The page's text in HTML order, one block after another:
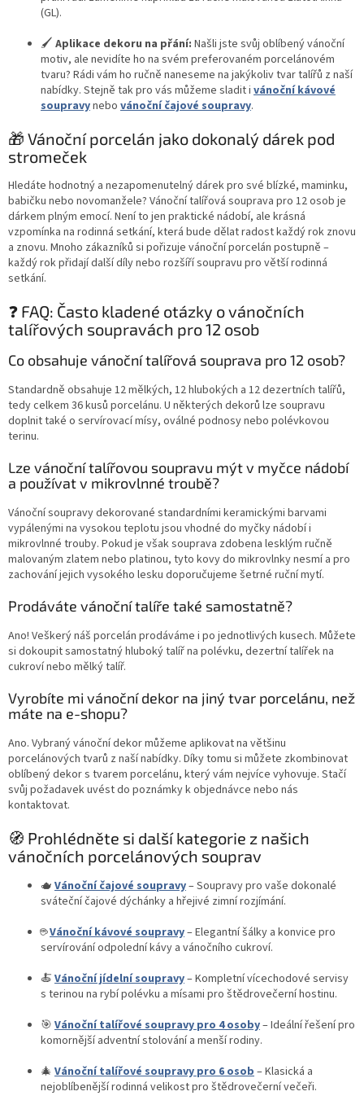
(GL).
🖌️ Aplikace dekoru na přání: Našli jste svůj oblíbený vánoční
motiv, ale nevidíte ho na svém preferovaném porcelánovém
tvaru? Rádi vám ho ručně naneseme na jakýkoliv tvar talířů z naší
nabídky. Stejně tak pro vás můžeme sladit i vánoční kávové
soupravynebo vánoční čajové soupravy.
🎁 Vánoční porcelán jako dokonalý dárek pod
stromeček
Hledáte hodnotný a nezapomenutelný dárek pro své blízké, maminku,
babičku nebo novomanžele? Vánoční talířová souprava pro 12 osob je
dárkem plným emocí. Není to jen praktické nádobí, ale krásná
vzpomínka na rodinná setkání, která bude dělat radost každý rok znovu
a znovu. Mnoho zákazníků si pořizuje vánoční porcelán postupně –
každý rok přidají další díly nebo rozšíří soupravu pro větší rodinná
setkání.
❓ FAQ: Často kladené otázky o vánočních
talířových soupravách pro 12 osob
Co obsahuje vánoční talířová souprava pro 12 osob?
Standardně obsahuje 12 mělkých, 12 hlubokých a 12 dezertních talířů,
tedy celkem 36 kusů porcelánu. U některých dekorů lze soupravu
doplnit také o servírovací mísy, oválné podnosy nebo polévkovou
terinu.
Lze vánoční talířovou soupravu mýt v myčce nádobí
a používat v mikrovlnné troubě?
Vánoční soupravy dekorované standardními keramickými barvami
vypálenými na vysokou teplotu jsou vhodné do myčky nádobí i
mikrovlnné trouby. Pokud je však souprava zdobena lesklým ručně
malovaným zlatem nebo platinou, tyto kovy do mikrovlnky nesmí a pro
zachování jejich vysokého lesku doporučujeme šetrné ruční mytí.
Prodáváte vánoční talíře také samostatně?
Ano! Veškerý náš porcelán prodáváme i po jednotlivých kusech. Můžete
si dokoupit samostatný hluboký talíř na polévku, dezertní talířek na
cukroví nebo mělký talíř.
Vyrobíte mi vánoční dekor na jiný tvar porcelánu, než
máte na e-shopu?
Ano. Vybraný vánoční dekor můžeme aplikovat na většinu
porcelánových tvarů z naší nabídky. Díky tomu si můžete zkombinovat
oblíbený dekor s tvarem porcelánu, který vám nejvíce vyhovuje. Stačí
svůj požadavek uvést do poznámky k objednávce nebo nás
kontaktovat.
🧭 Prohlédněte si další kategorie z našich
vánočních porcelánových souprav
🫖 Vánoční čajové soupravy– Soupravy pro vaše dokonalé
sváteční čajové dýchánky a hřejivé zimní rozjímání.
☕Vánoční kávové soupravy– Elegantní šálky a konvice pro
servírování odpolední kávy a vánočního cukroví.
🍝 Vánoční jídelní soupravy– Kompletní vícechodové servisy
s terinou na rybí polévku a mísami pro štědrovečerní hostinu.
🎯 Vánoční talířové soupravy pro 4 osoby– Ideální řešení pro
komornější adventní stolování a menší rodiny.
🎄 Vánoční talířové soupravy pro 6 osob– Klasická a
nejoblíbenější rodinná velikost pro štědrovečerní večeři.